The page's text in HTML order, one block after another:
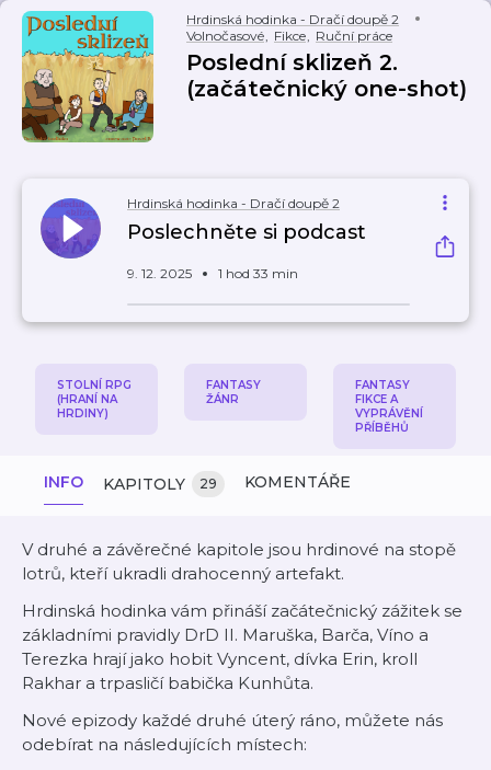
Hrdinská hodinka - Dračí doupě 2
Volnočasové, Fikce, Ruční práce
Poslední sklizeň 2.
(začátečnický one-shot)
Hrdinská hodinka - Dračí doupě 2
Poslechněte si podcast
9. 12. 2025 1 hod 33 min
STOLNÍ RPG
(HRANÍ NA
HRDINY)
FANTASY
ŽÁNR
FANTASY
FIKCE A
VYPRÁVĚNÍ
PŘÍBĚHŮ
INFO KAPITOLY 29 KOMENTÁŘE
V druhé a závěrečné kapitole jsou hrdinové na stopě
lotrů, kteří ukradli drahocenný artefakt.
Hrdinská hodinka vám přináší začátečnický zážitek se
základními pravidly DrD II. Maruška, Barča, Víno a
Terezka hrají jako hobit Vyncent, dívka Erin, kroll
Rakhar a trpasličí babička Kunhůta.
Nové epizody každé druhé úterý ráno, můžete nás
odebírat na následujících místech: